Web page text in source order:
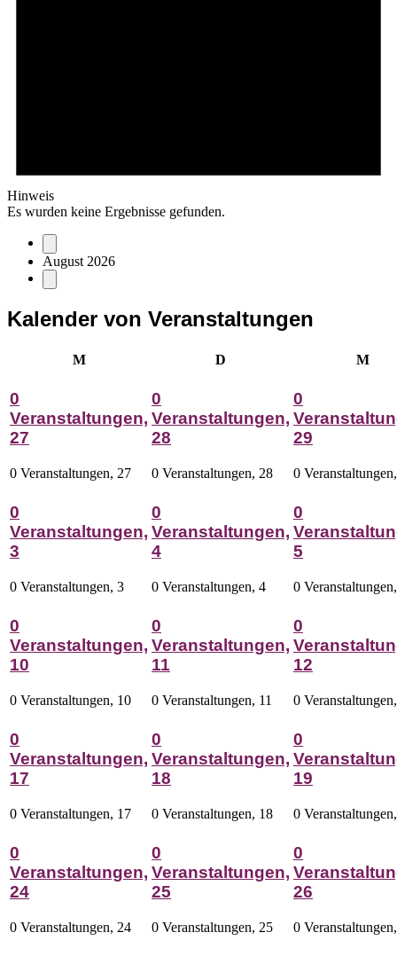
Hinweis
Es wurden keine Ergebnisse gefunden.
August 2026
Kalender von Veranstaltungen
MMontag D M
0
Veranstaltungen,
27
0 Veranstaltungen, 27
0
Veranstaltungen,
28
0 Veranstaltungen, 28
0
29
0
0
Veranstaltungen,
3
0 Veranstaltungen, 3
0
Veranstaltungen,
4
0 Veranstaltungen, 4
0
5
0
0
Veranstaltungen,
10
0 Veranstaltungen, 10
0
Veranstaltungen,
11
0 Veranstaltungen, 11
0
12
0
0
Veranstaltungen,
17
0 Veranstaltungen, 17
0
Veranstaltungen,
18
0 Veranstaltungen, 18
0
19
0
0
Veranstaltungen,
24
0 Veranstaltungen, 24
0
Veranstaltungen,
25
0 Veranstaltungen, 25
0
26
0